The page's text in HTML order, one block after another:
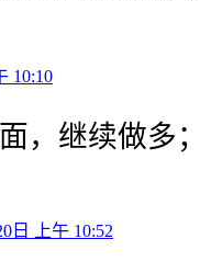
10:10
，继续做多；
日 上午 10:52